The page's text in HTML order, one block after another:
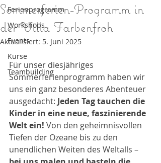
Ferienprogramm
Workshops
Events
Kurse
Teambuilding
Sommerferien-Programm in
der Villa Farbenfroh
Aktualisiert: 5. Juni 2025
Für unser diesjähriges
Sommerferienprogramm haben wir
uns ein ganz besonderes Abenteuer
ausgedacht: Jeden Tag tauchen die
Kinder in eine neue, faszinierende
Welt ein! Von den geheimnisvollen
Tiefen der Ozeane bis zu den
unendlichen Weiten des Weltalls –